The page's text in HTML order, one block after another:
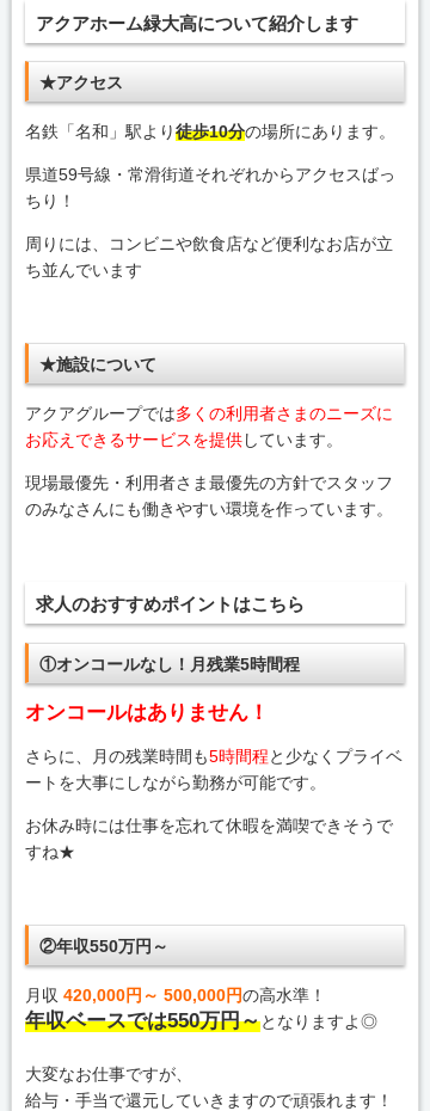
アクアホーム緑大高について紹介します
★アクセス
名鉄「名和」駅より徒歩10分の場所にあります。
県道59号線・常滑街道それぞれからアクセスばっ
ちり！
周りには、コンビニや飲食店など便利なお店が立
ち並んでいます
★施設について
アクアグループでは多くの利用者さまのニーズに
お応えできるサービスを提供しています。
現場最優先・利用者さま最優先の方針でスタッフ
のみなさんにも働きやすい環境を作っています。
求人のおすすめポイントはこちら
①オンコールなし！月残業5時間程
オンコールはありません！
さらに、月の残業時間も5時間程と少なくプライベ
ートを大事にしながら勤務が可能です。
お休み時には仕事を忘れて休暇を満喫できそうで
すね★
②年収550万円～
月収420,000円～ 500,000円の高水準！
年収ベースでは550万円～となりますよ◎
大変なお仕事ですが、
給与・手当で還元していきますので頑張れます！